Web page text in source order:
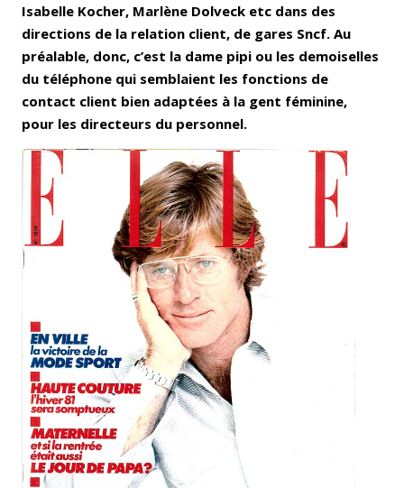
Isabelle Kocher, Marlène Dolveck etc dans des
directions de la relation client, de gares Sncf. Au
préalable, donc, c’est la dame pipi ou les demoiselles
du téléphone qui semblaient les fonctions de
contact client bien adaptées à la gent féminine,
pour les directeurs du personnel.